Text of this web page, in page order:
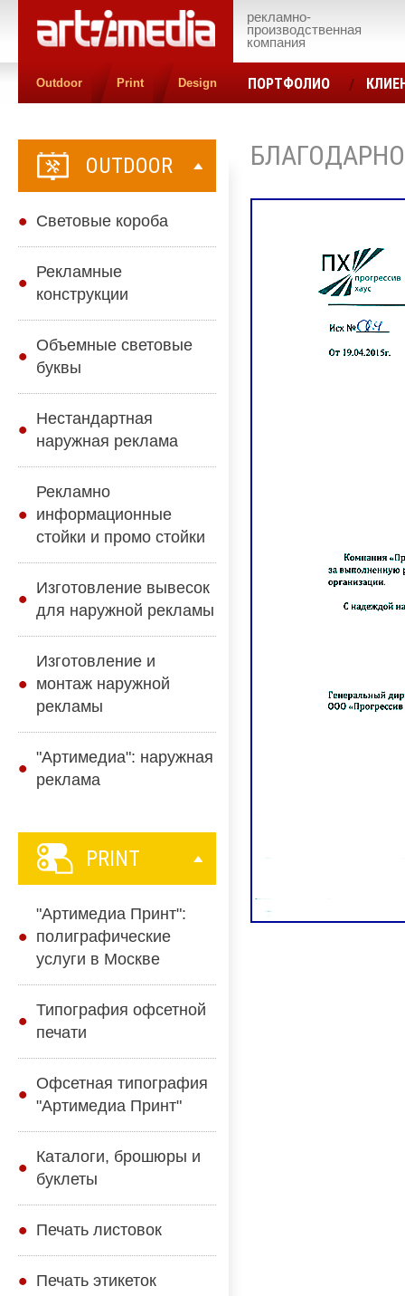
рекламно-
производственная
компания
Outdoor Print Design ПОРТФОЛИО
OUTDOOR
Cветовые короба
Рекламные
конструкции
Объемные световые
буквы
Нестандартная
наружная реклама
Рекламно
информационные
стойки и промо стойки
Изготовление вывесок
для наружной рекламы
Изготовление и
монтаж наружной
рекламы
"Артимедиа": наружная
реклама
PRINT
"Артимедиа Принт":
полиграфические
услуги в Москве
Типография офсетной
печати
Офсетная типография
"Артимедиа Принт"
Каталоги, брошюры и
буклеты
Печать листовок
Печать этикеток